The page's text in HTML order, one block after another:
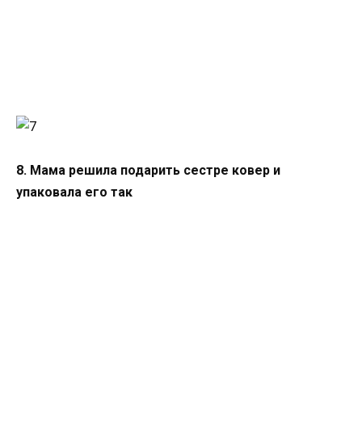
8. Мама решила подарить сестре ковер и
упаковала его так